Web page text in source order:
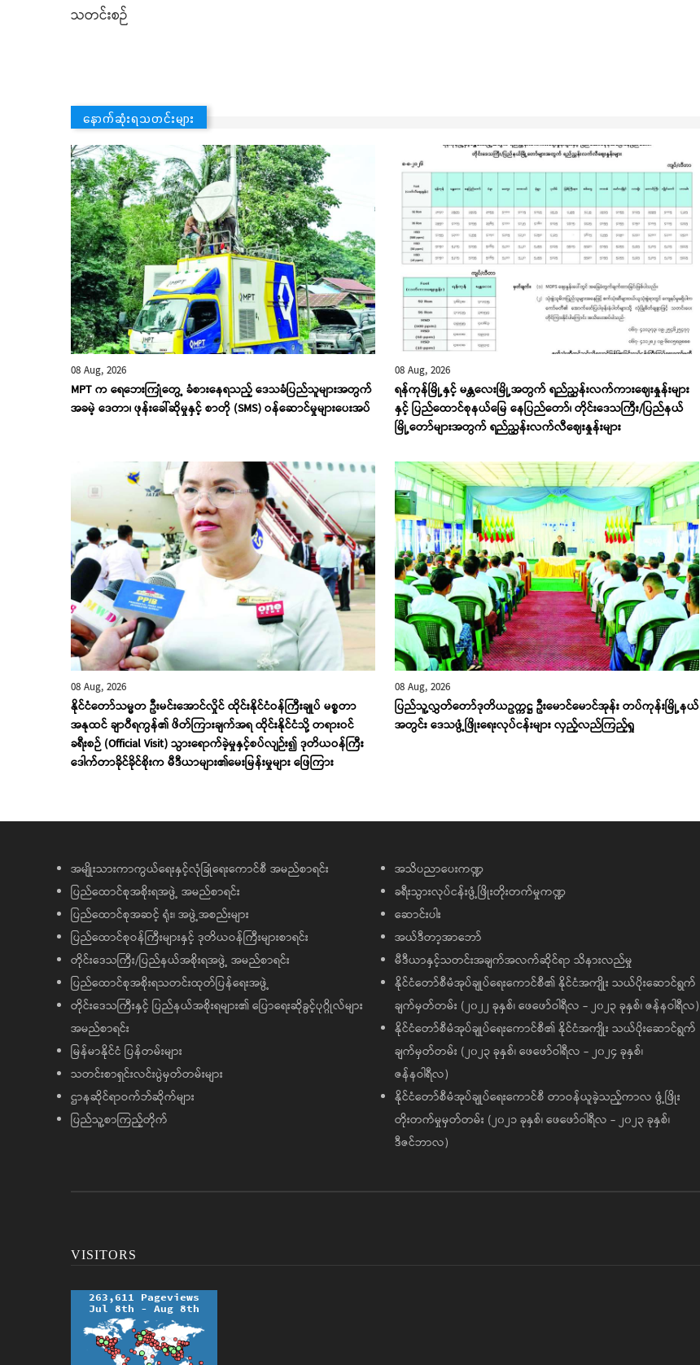
သတင်းစဉ်
နောက်ဆုံးရသတင်းများ
08 Aug, 2026
MPT က ရေဘေးကြုံတွေ့ ခံစားနေရသည့် ဒေသခံပြည်သူများအတွက်
အခမဲ့ ဒေတာ၊ ဖုန်းခေါ်ဆိုမှုနှင့် စာတို (SMS) ဝန်ဆောင်မှုများပေးအပ်
08 Aug, 2026
ရန်ကုန်မြို့နှင့် မန္တလေးမြို့အတွက် ရည်ညွှန်းလက်ကားဈေးနှုန်းများ
နှင့် ပြည်ထောင်စုနယ်မြေ နေပြည်တော်၊ တိုင်းဒေသကြီး/ပြည်နယ်
မြို့တော်များအတွက် ရည်ညွှန်းလက်လီဈေးနှုန်းများ
08 Aug, 2026
နိုင်ငံတော်သမ္မတ ဦးမင်းအောင်လှိုင် ထိုင်းနိုင်ငံဝန်ကြီးချုပ် မစ္စတာ
အနုထင် ချာဝီရကွန်၏ ဖိတ်ကြားချက်အရ ထိုင်းနိုင်ငံသို့ တရားဝင်
ခရီးစဉ် (Official Visit) သွားရောက်ခဲ့မှုနှင့်စပ်လျဉ်း၍ ဒုတိယဝန်ကြီး
ဒေါက်တာခိုင်ခိုင်စိုးက မီဒီယာများ၏မေးမြန်းမှုများ ဖြေကြား
08 Aug, 2026
ပြည်သူ့လွှတ်တော်ဒုတိယဥက္ကဋ္ဌ ဦးမောင်မောင်အုန်း တပ်ကုန်းမြို့နယ်
အတွင်း ဒေသဖွံ့ဖြိုးရေးလုပ်ငန်းများ လှည့်လည်ကြည့်ရှု
အမျိုးသားကာကွယ်ရေးနှင့်လုံခြုံရေးကောင်စီ အမည်စာရင်း
ပြည်ထောင်စုအစိုးရအဖွဲ့ အမည်စာရင်း
ပြည်ထောင်စုအဆင့် ရုံး၊ အဖွဲ့အစည်းများ
ပြည်ထောင်စုဝန်ကြီးများနှင့် ဒုတိယဝန်ကြီးများစာရင်း
တိုင်းဒေသကြီး/ပြည်နယ်အစိုးရအဖွဲ့ အမည်စာရင်း
ပြည်ထောင်စုအစိုးရသတင်းထုတ်ပြန်ရေးအဖွဲ့
တိုင်းဒေသကြီးနှင့် ပြည်နယ်အစိုးရများ၏ ပြောရေးဆိုခွင့်ပုဂ္ဂိုလ်များ
အမည်စာရင်း
မြန်မာနိုင်ငံ ပြန်တမ်းများ
သတင်းစာရှင်းလင်းပွဲမှတ်တမ်းများ
ဌာနဆိုင်ရာဝက်ဘ်ဆိုက်များ
ပြည်သူ့စာကြည့်တိုက်
အသိပညာပေးကဏ္ဍ
ခရီးသွားလုပ်ငန်းဖွံ့ဖြိုးတိုးတက်မှုကဏ္ဍ
ဆောင်းပါး
အယ်ဒီတာ့အာဘော်
မီဒီယာနှင့်သတင်းအချက်အလက်ဆိုင်ရာ သိနားလည်မှု
နိုင်ငံတော်စီမံအုပ်ချုပ်ရေးကောင်စီ၏ နိုင်ငံအကျိုး သယ်ပိုးဆောင်ရွက်
ချက်မှတ်တမ်း (၂၀၂၂ ခုနှစ်၊ ဖေဖော်ဝါရီလ - ၂၀၂၃ ခုနှစ်၊ ဇန်နဝါရီလ)
နိုင်ငံတော်စီမံအုပ်ချုပ်ရေးကောင်စီ၏ နိုင်ငံအကျိုး သယ်ပိုးဆောင်ရွက်
ချက်မှတ်တမ်း (၂၀၂၃ ခုနှစ်၊ ဖေဖော်ဝါရီလ - ၂၀၂၄ ခုနှစ်၊
ဇန်နဝါရီလ)
နိုင်ငံတော်စီမံအုပ်ချုပ်ရေးကောင်စီ တာဝန်ယူခဲ့သည့်ကာလ ဖွံ့ဖြိုး
တိုးတက်မှုမှတ်တမ်း (၂၀၂၁ ခုနှစ်၊ ဖေဖော်ဝါရီလ - ၂၀၂၃ ခုနှစ်၊
ဒီဇင်ဘာလ)
VISITORS